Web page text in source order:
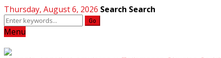
Thursday, August 6, 2026 Search Search
Go
Menu